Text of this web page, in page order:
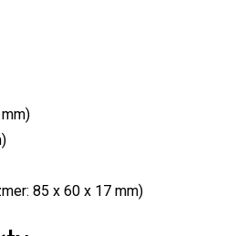
85 x 60 x 17 mm)